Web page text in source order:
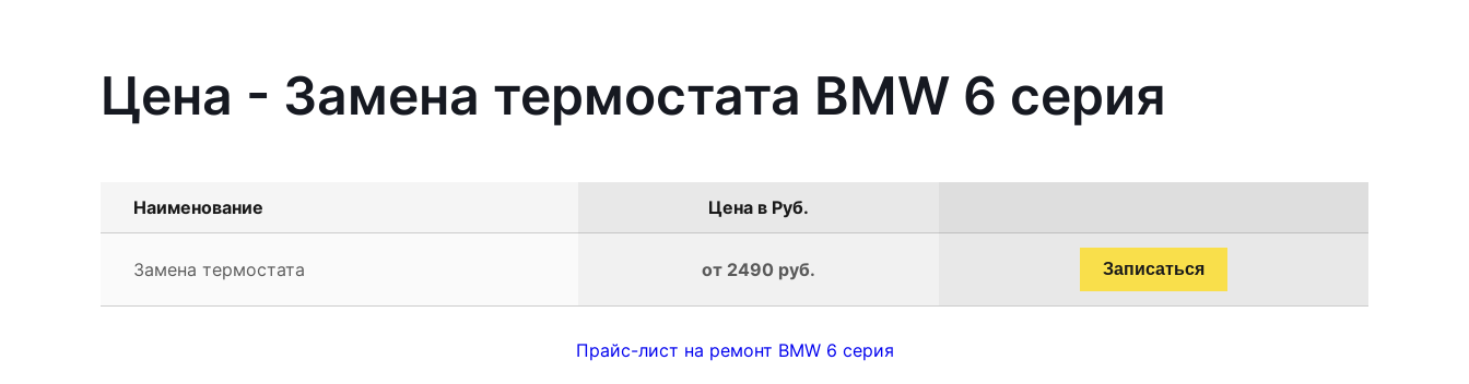
Цена - Замена термостата BMW 6 серия
Наименование Цена в Руб.
Замена термостата от 2490 руб. Записаться
Прайс-лист на ремонт BMW 6 серия